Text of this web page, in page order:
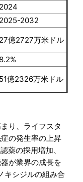
2024
2025-2032
27億2727万米ドル
8.2%
51億2326万米ドル
り、ライフスタ
の発生率の上昇
薬の採用増加、
が業界の成長を
キシジルの組み合